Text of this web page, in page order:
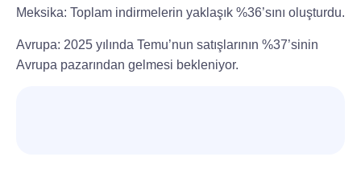
Meksika: Toplam indirmelerin yaklaşık %36’sını oluşturdu.
Avrupa: 2025 yılında Temu’nun satışlarının %37’sinin
Avrupa pazarından gelmesi bekleniyor.